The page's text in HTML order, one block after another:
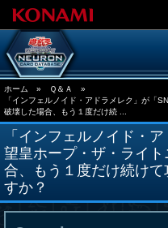
ホーム » Ｑ＆Ａ
»
「インフェルノイド・アドラメレク」が「
破壊した場合、もう１度だけ続 ...
「インフェルノイド・
望皇ホープ・ザ・ライ
合、もう１度だけ続け
すか？